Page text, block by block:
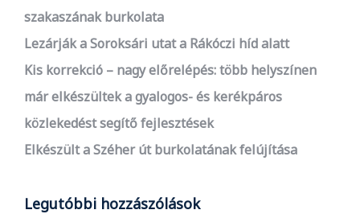
szakaszának burkolata
Lezárják a Soroksári utat a Rákóczi híd alatt
Kis korrekció – nagy előrelépés: több helyszínen
már elkészültek a gyalogos- és kerékpáros
közlekedést segítő fejlesztések
Elkészült a Széher út burkolatának felújítása
Legutóbbi hozzászólások